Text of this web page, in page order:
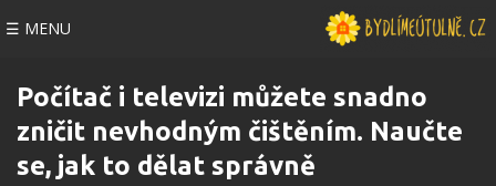
☰ MENU
Počítač i televizi můžete snadno
zničit nevhodným čištěním. Naučte
se, jak to dělat správně